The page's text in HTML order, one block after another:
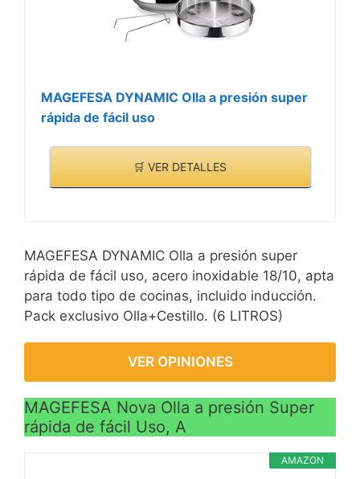
MAGEFESA DYNAMIC Olla a presión super
rápida de fácil uso
🛒 VER DETALLES
MAGEFESA DYNAMIC Olla a presión super
rápida de fácil uso, acero inoxidable 18/10, apta
para todo tipo de cocinas, incluido inducción.
Pack exclusivo Olla+Cestillo. (6 LITROS)
VER OPINIONES
MAGEFESA Nova Olla a presión Super
rápida de fácil Uso, A
AMAZON